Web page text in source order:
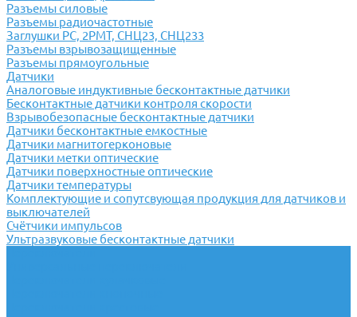
Разъемы силовые
Разъемы радиочастотные
Заглушки РС, 2РМТ, СНЦ23, СНЦ233
Разъемы взрывозащищенные
Разъемы прямоугольные
Датчики
Аналоговые индуктивные бесконтактные датчики
Бесконтактные датчики контроля скорости
Взрывобезопасные бесконтактные датчики
Датчики бесконтактные емкостные
Датчики магнитогерконовые
Датчики метки оптические
Датчики поверхностные оптические
Датчики температуры
Комплектующие и сопутсвующая продукция для датчиков и
выключателей
Счётчики импульсов
Ультразвуковые бесконтактные датчики